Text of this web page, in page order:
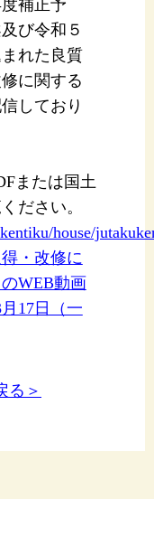
補正予
び令和５
れた良質
に関する
しており
または国土
ださい。
house/
・改修に
WEB動画
17日（一
る＞